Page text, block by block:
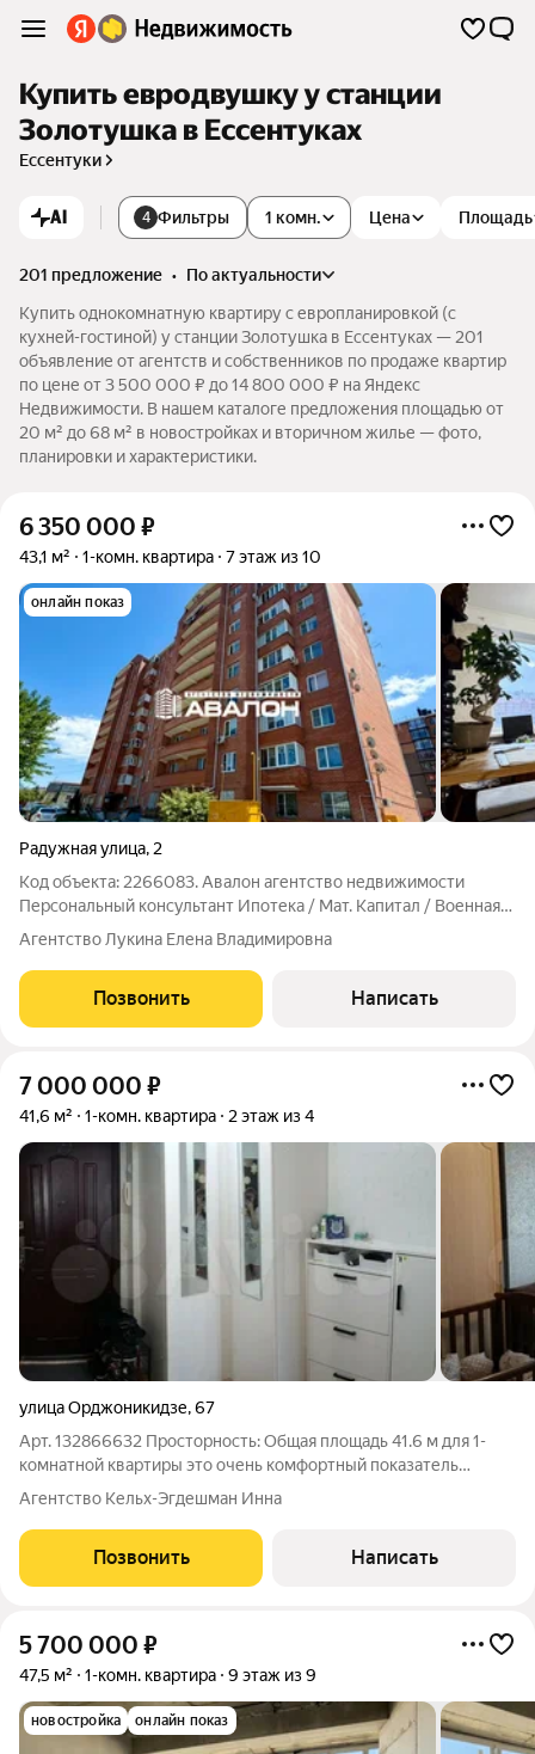
Купить евродвушку у станции
Золотушка в Ессентуках
Ессентуки
AI 4 Фильтры 1 комн. Цена Площадь
201 предложение •
по актуальности
Купить однокомнатную квартиру с европланировкой (с
кухней-гостиной) у станции Золотушка в Ессентуках — 201
объявление от агентств и собственников по продаже квартир
по цене от 3 500 000 ₽ до 14 800 000 ₽ на Яндекс
Недвижимости. В нашем каталоге предложения площадью от
20 м² до 68 м² в новостройках и вторичном жилье — фото,
планировки и характеристики.
6 350 000 ₽
43,1 м² 1-комн. квартира 7 этаж из 10
онлайн показ
Радужная улица, 2
Код объекта: 2266083. Авалон агентство недвижимости
Персональный консультант Ипотека / Мат. Капитал / Военная
ипотека Юр. Сопровождение. В шаге от школ и детских садов. -
Кирпичный дом, индивидуальное отопление; - Кухня с
выходом на застекленный
Агентство Лукина Елена Владимировна
Позвонить Написать
7 000 000 ₽
41,6 м² 1-комн. квартира 2 этаж из 4
улица Орджоникидзе,67
Арт. 132866632 Просторность: Общая площадь 41.6 м для 1-
комнатной квартиры это очень комфортный показатель
(среднестатистическая «однушка» в старом фонде 3033 м).
квартиры. Здесь легко
Агентство Кельх-Эгдешман Инна
Позвонить Написать
5 700 000 ₽
47,5 м² 1-комн. квартира 9 этаж из 9
новостройка онлайн показ